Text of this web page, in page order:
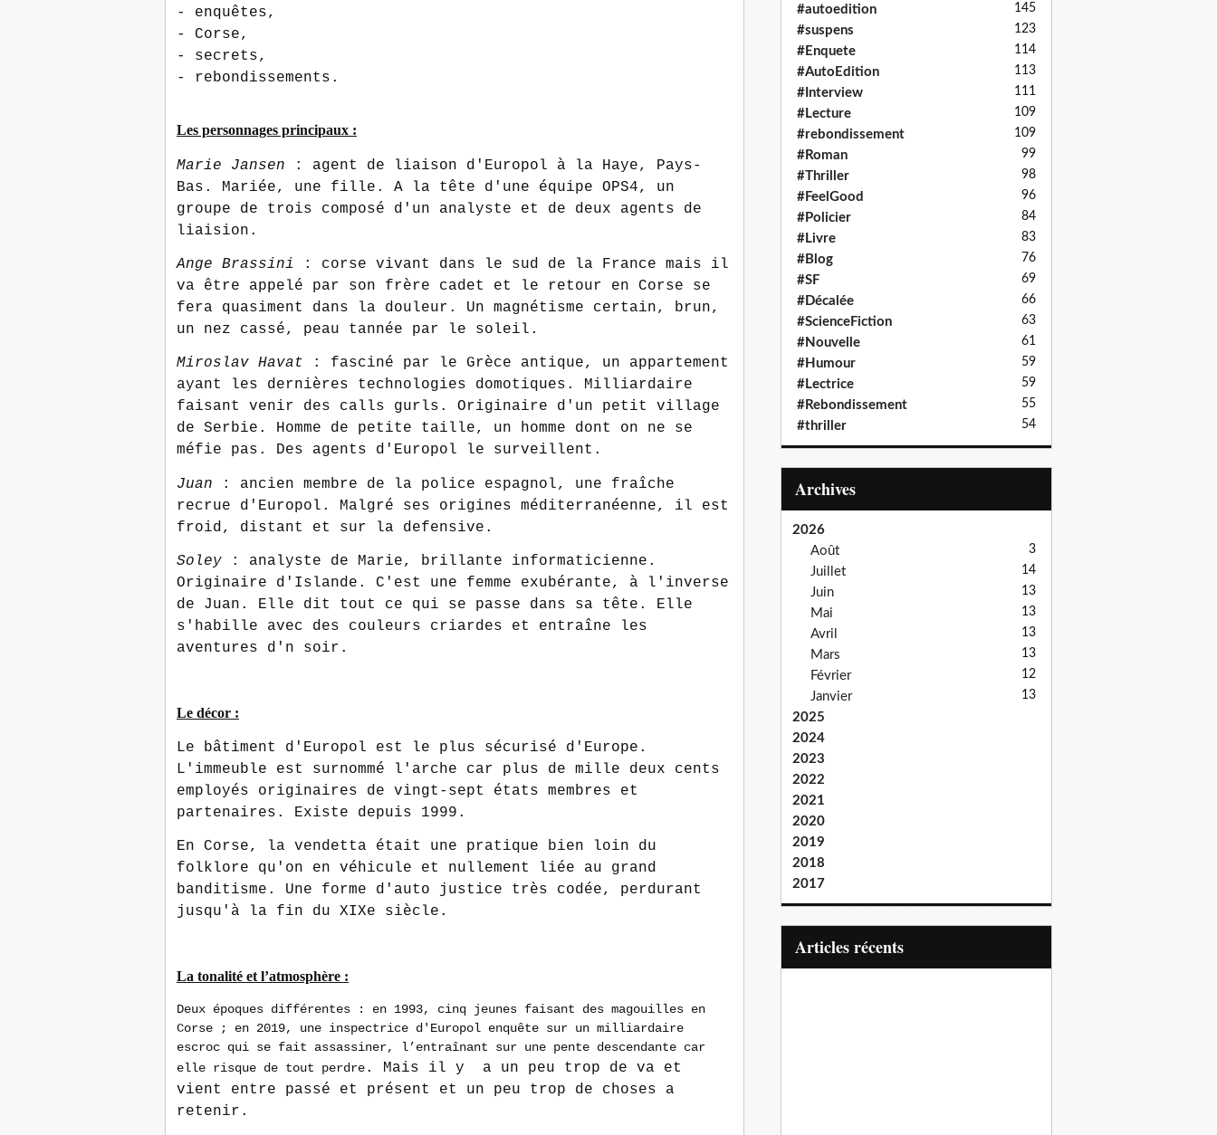
- enquêtes,
- Corse,
- secrets,
- rebondissements .
Les personnages principaux :
Marie Jansen
: agent de liaison d'Europol à la Haye, Pays-
Bas. Mariée, une fille. A la tête d'une équipe OPS4, un
groupe de trois composé d'un analyste et de deux agents de
liaision.
Ange Brassini
: corse vivant dans le sud de la France mais il
va être appelé par son frère cadet et le retour en Corse se
fera quasiment dans la douleur. Un magnétisme certain, brun,
un nez cassé, peau tannée par le soleil.
Miroslav Havat
: fasciné par le Grèce antique, un appartement
ayant les dernières technologies domotiques. Milliardaire
faisant venir des calls gurls. Originaire d'un petit village
de Serbie. Homme de petite taille, un homme dont on ne se
méfie pas. Des agents d'Europol le surveillent.
Juan
: ancien membre de la police espagnol, une fraîche
recrue d'Europol. Malgré ses origines méditerranéenne, il est
froid, distant et sur la defensive.
Soley
: analyste de Marie, brillante informaticienne.
Originaire d'Islande. C'est une femme exubérante, à l'inverse
de Juan. Elle dit tout ce qui se passe dans sa tête. Elle
s'habille avec des couleurs criardes et entraîne les
aventures d'n soir.
Le décor :
Le bâtiment d'Europol est le plus sécurisé d'Europe.
L'immeuble est surnommé l'arche car plus de mille deux cents
employés originaires de vingt-sept états membres et
partenaires. Existe depuis 1999.
En Corse, la vendetta était une pratique bien loin du
folklore qu'on en véhicule et nullement liée au grand
banditisme. Une forme d'auto justice très codée, perdurant
jusqu'à la fin du XIXe siècle.
La tonalité et l’atmosphère :
Deux époques différentes : en 1993, cinq jeunes faisant des magouilles en
Corse ; en 2019, une inspectrice d'Europol enquête sur un milliardaire
escroc qui se fait assassiner, l’entraînant sur une pente descendante car
elle risque de tout perdre.
Mais il y a un peu trop de va et
vient entre passé et présent et un peu trop de choses a
retenir.
#autoedition 145
#suspens 123
#Enquete 114
#AutoEdition 113
#Interview 111
#Lecture 109
#rebondissement 109
#Roman 99
#Thriller 98
#FeelGood 96
#Policier 84
#Livre 83
#Blog 76
#SF 69
#Décalée 66
#ScienceFiction 63
#Nouvelle 61
#Humour 59
#Lectrice 59
#Rebondissement 55
#thriller 54
Archives
2026
Août
3
Juillet 14
Juin 13
Mai 13
Avril 13
Mars 13
Février 12
Janvier 13
2025
2024
2023
2022
2021
2020
2019
2018
2017
articles récents